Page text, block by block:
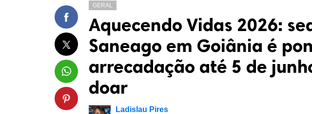
GERAL
Aquecendo Vidas 2026:
Saneago em Goiânia é
arrecadação até 5 de
doar
Ladislau Pires